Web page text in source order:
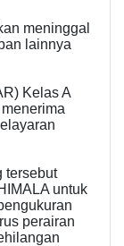
meninggal
lainnya
Kelas A
tersebut
untuk
perairan